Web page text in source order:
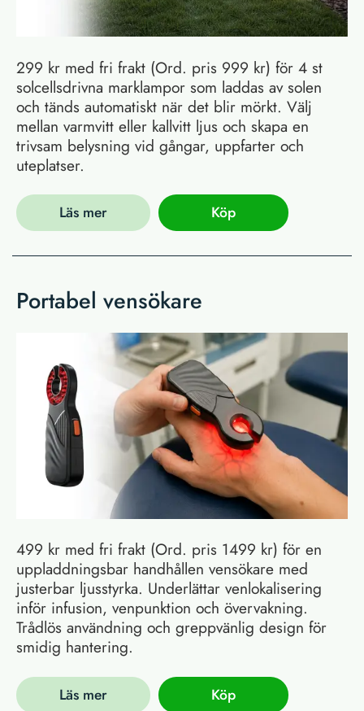
299 kr med fri frakt (Ord. pris 999 kr) för 4 st
solcellsdrivna marklampor som laddas av solen
och tänds automatiskt när det blir mörkt. Välj
mellan varmvitt eller kallvitt ljus och skapa en
trivsam belysning vid gångar, uppfarter och
uteplatser.
Läs mer Köp
Portabel vensökare
499 kr med fri frakt (Ord. pris 1499 kr) för en
uppladdningsbar handhållen vensökare med
justerbar ljusstyrka. Underlättar venlokalisering
inför infusion, venpunktion och övervakning.
Trådlös användning och greppvänlig design för
smidig hantering.
Läs mer Köp